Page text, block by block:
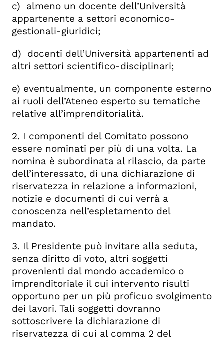
c) almeno un docente dell’Università
appartenente a settori economico-
gestionali-giuridici;
d) docenti dell’Università appartenenti ad
altri settori scientifico-disciplinari;
e) eventualmente, un componente esterno
ai ruoli dell’Ateneo esperto su tematiche
relative all’imprenditorialità.
2. I componenti del Comitato possono
essere nominati per più di una volta. La
nomina è subordinata al rilascio, da parte
dell’interessato, di una dichiarazione di
riservatezza in relazione a informazioni,
notizie e documenti di cui verrà a
conoscenza nell’espletamento del
mandato.
3. Il Presidente può invitare alla seduta,
senza diritto di voto, altri soggetti
provenienti dal mondo accademico o
imprenditoriale il cui intervento risulti
opportuno per un più proficuo svolgimento
dei lavori. Tali soggetti dovranno
sottoscrivere la dichiarazione di
riservatezza di cui al comma 2 del